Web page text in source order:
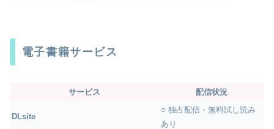
電子書籍サービス
サービス 配信状況
DLsite
○ 独占配信・無料試し読み
あり